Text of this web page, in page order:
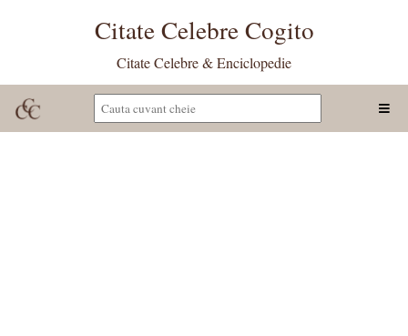
Citate Celebre Cogito
Citate Celebre & Enciclopedie